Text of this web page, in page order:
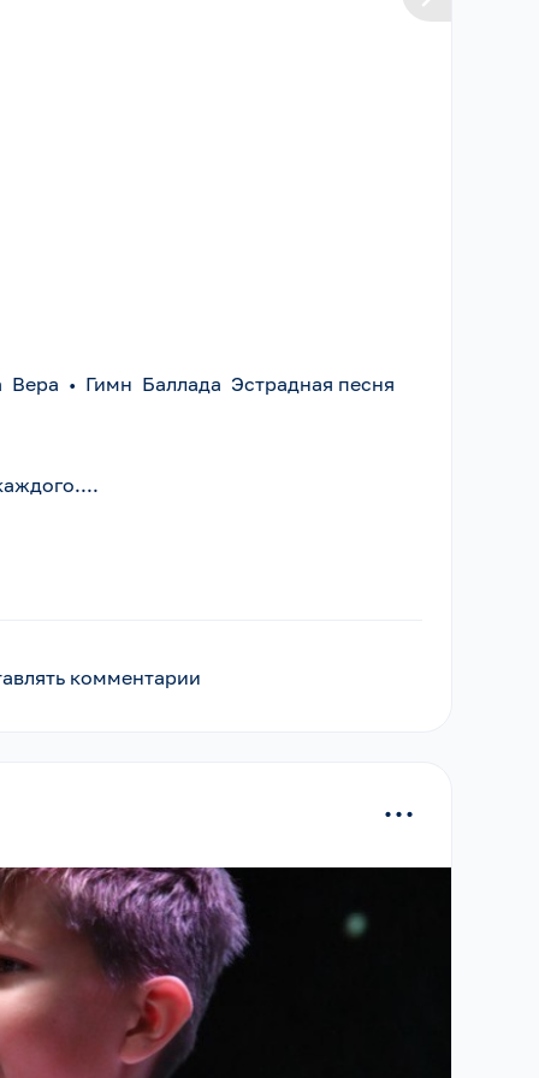
Вера • Гимн Баллада Эстрадная песня
комментарии
...